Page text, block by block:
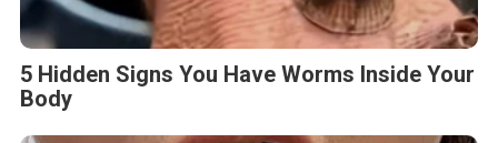
5 Hidden Signs You Have Worms Inside Your
Body